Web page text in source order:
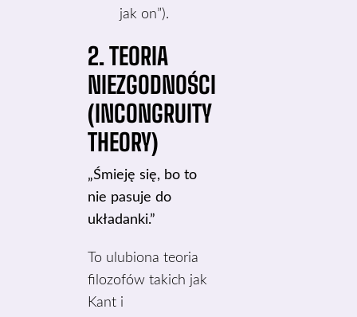
jak on”).
2. TEORIA
NIEZGODNOŚCI
(INCONGRUITY
THEORY)
„Śmieję się, bo to
nie pasuje do
układanki.”
To ulubiona teoria
filozofów takich jak
Kant i